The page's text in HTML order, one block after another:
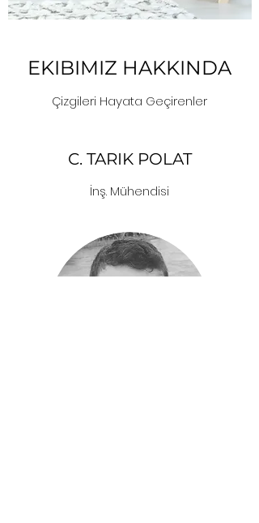
EKIBIMIZ HAKKINDA
Çizgileri Hayata Geçirenler
C. TARIK POLAT
İnş. Mühendisi